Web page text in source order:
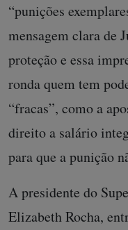
“punições
mensagem clara de
proteção e essa
ronda quem tem
“fracas”, como a
direito a salário
para que a punição
A presidente do
Elizabeth Rocha,